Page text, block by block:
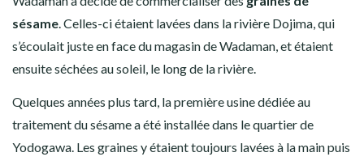
sésame. Celles-ci étaient lavées dans la rivière Dojima, qui
s’écoulait juste en face du magasin de Wadaman, et étaient
ensuite séchées au soleil, le long de la rivière.
Quelques années plus tard, la première usine dédiée au
traitement du sésame a été installée dans le quartier de
Yodogawa. Les graines y étaient toujours lavées à la main puis